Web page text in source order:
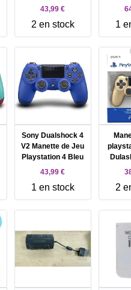
Sony pour Sony
PlayStation 4 Pro
43,99 €
2 en stock
Sony
1
Sony Dualshock 4
V2 Manette de Jeu
Playstation 4 Bleu
43,99 €
1 en stock 2